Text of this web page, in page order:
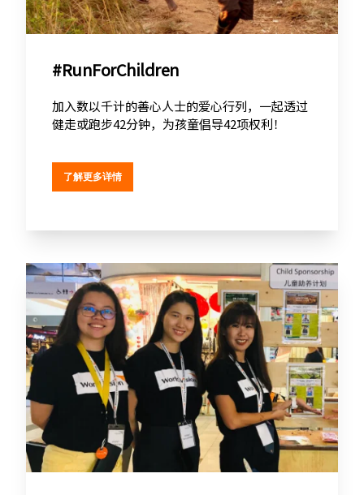
#RunForChildren
加入数以千计的善心人士的爱心行列，一起透过
健走或跑步42分钟，为孩童倡导42项权利！
了解更多详情